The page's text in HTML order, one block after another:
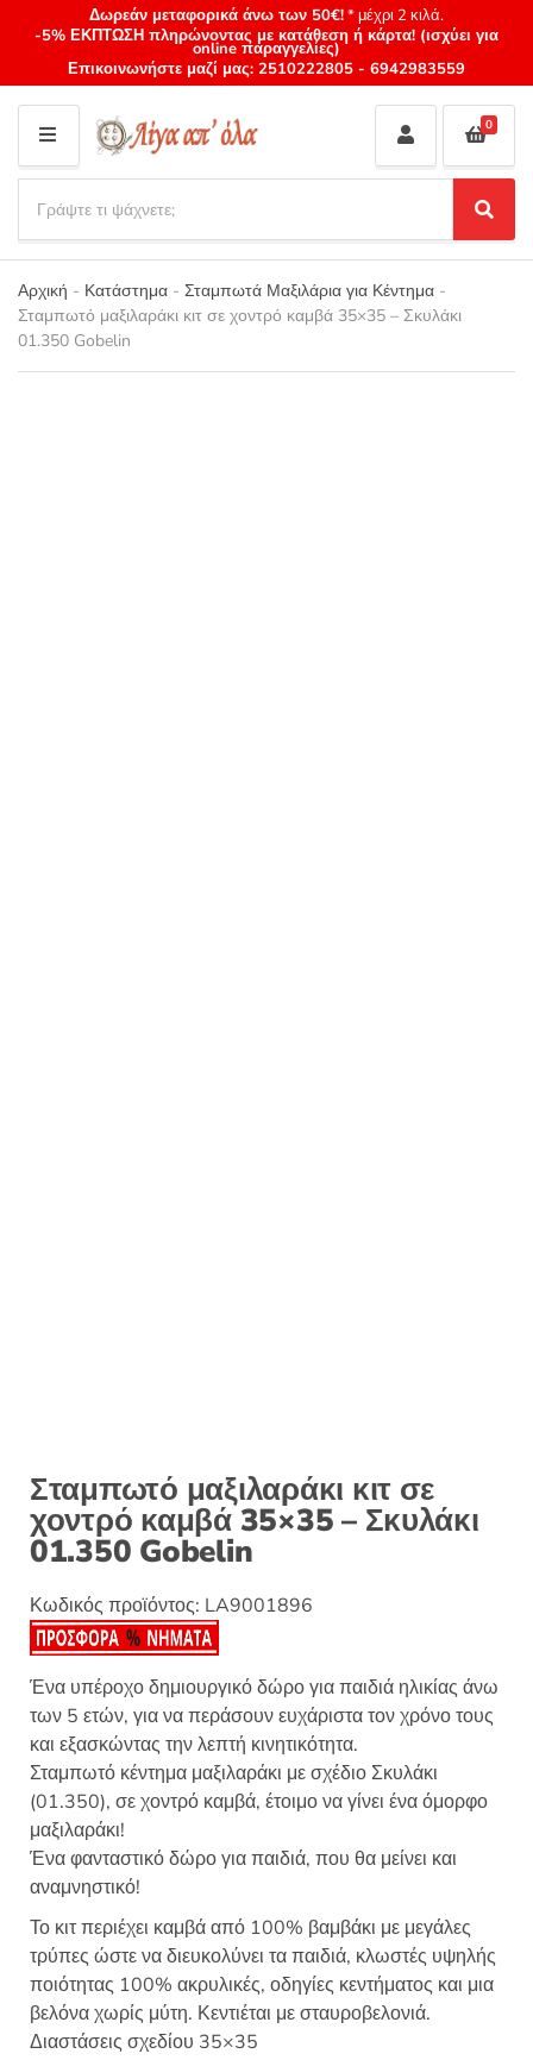
Δωρεάν μεταφορικά άνω των 50€!* μέχρι 2 κιλά.
-5% ΕΚΠΤΩΣΗ πληρώνοντας με κατάθεση ή κάρτα! (ισχύει για
online παραγγελίες)
Επικοινωνήστε μαζί μας: 2510222805 - 6942983559
M
E
N
U
Category
name
a
r
c
h
p
r
S
e
a
0
Αρχική - Κατάστημα - Σταμπωτά Μαξιλάρια για Κέντημα -
Σταμπωτό μαξιλαράκι κιτ σε χοντρό καμβά 35×35 – Σκυλάκι
01.350 Gobelin
Σταμπωτό μαξιλαράκι κιτ σε
χοντρό καμβά 35×35 – Σκυλάκι
01.350 Gobelin
Κωδικός προϊόντος: LA9001896
Ένα υπέροχο δημιουργικό δώρο για παιδιά ηλικίας άνω
των 5 ετών, για να περάσουν ευχάριστα τον χρόνο τους
και εξασκώντας την λεπτή κινητικότητα.
Σταμπωτό κέντημα μαξιλαράκι με σχέδιο Σκυλάκι
(01.350), σε χοντρό καμβά, έτοιμο να γίνει ένα όμορφο
μαξιλαράκι!
Ένα φανταστικό δώρο για παιδιά, που θα μείνει και
αναμνηστικό!
Το κιτ περιέχει καμβά από 100% βαμβάκι με μεγάλες
τρύπες ώστε να διευκολύνει τα παιδιά, κλωστές υψηλής
ποιότητας 100% ακρυλικές, οδηγίες κεντήματος και μια
βελόνα χωρίς μύτη. Κεντιέται με σταυροβελονιά.
Διαστάσεις σχεδίου 35×35